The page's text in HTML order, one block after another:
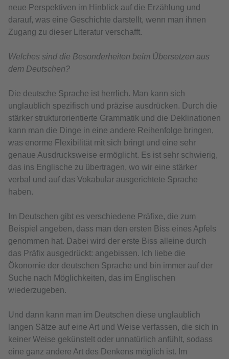
neue Perspektiven im Hinblick auf die Erzählung und
darauf, was eine Geschichte darstellt, wenn man ihnen
Zugang zu dieser Literatur verschafft.
Welches sind die Besonderheiten beim Übersetzen aus
dem Deutschen?
Die deutsche Sprache ist herrlich. Man kann sich
unglaublich spezifisch und präzise ausdrücken. Durch die
stärker strukturorientierte Grammatik und die Deklinationen
kann man die Dinge in eine andere Reihenfolge bringen,
was enorme Flexibilität mit sich bringt und eine sehr
genaue Ausdrucksweise ermöglicht. Es ist sehr schwierig,
das ins Englische zu übertragen, wo wir eine stärker
verbal und auf das Vokabular ausgerichtete Sprache
haben.
Im Deutschen gibt es verschiedene Präfixe, die zum
Beispiel angeben, dass man den ersten Biss eines Apfels
genommen hat. Dabei wird der erste Biss alleine durch
das Präfix ausgedrückt: angebissen. Ich liebe die
Ökonomie der deutschen Sprache und bin immer auf der
Suche nach Möglichkeiten, das im Englischen
wiederzugeben.
Und dann kann man im Deutschen diese unglaublich
langen Sätze auf eine Art und Weise verfassen, die sich in
keiner Weise gekünstelt oder unnatürlich anfühlt, sodass
eine ganz andere Art des Denkens möglich ist. Im